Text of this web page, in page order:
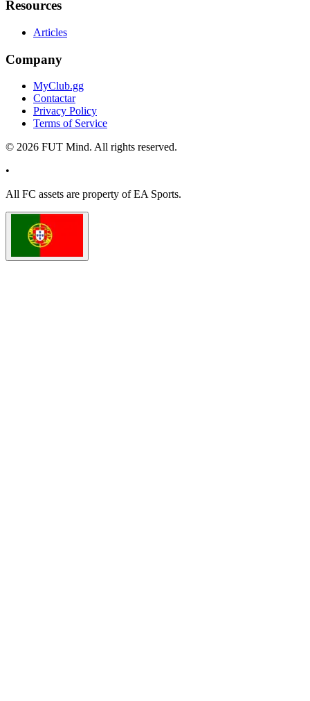
Resources
Articles
Company
MyClub.gg
Contactar
Privacy Policy
Terms of Service
© 2026 FUT Mind. All rights reserved.
•
All FC assets are property of EA Sports.